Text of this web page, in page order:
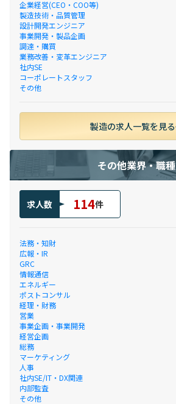
企業経営(CEO・COO等)
製造技術・品質管理
設計開発エンジニア
事業開発・製品企画
調達・購買
業務改善・変革エンジニア
社内SE
コーポレートスタッフ
その他
製造の求人一覧を見る
その他業界・職種
求人数 114件
法務・知財
広報・IR
GRC
情報通信
エネルギー
ポストコンサル
経理・財務
営業
事業企画・事業開発
経営企画
総務
マーケティング
人事
社内SE/IT・DX関連
内部監査
その他